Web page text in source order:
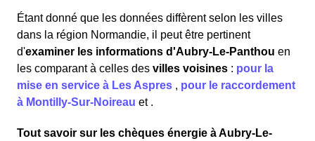
Étant donné que les données diffèrent selon les villes
dans la région Normandie, il peut être pertinent
d'examiner les informations d'Aubry-Le-Panthou en
les comparant à celles des villes voisines : pour la
mise en service à Les Aspres , pour le raccordement
à Montilly-Sur-Noireau et .
Tout savoir sur les chèques énergie à Aubry-Le-